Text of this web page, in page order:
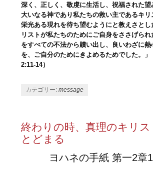
深く、正しく、敬虔に生活し、祝福された望
大いなる神であり私たちの救い主であるキ
栄光ある現れを待ち望むようにと教えさとし
リストが私たちのためにご自身をささげら
をすべての不法から贖い出し、良いわざに
を、ご自分のためにきよめるためでした。
2:11-14）
カテゴリー:message
終わりの時、真理のキリス
とどまる
ヨハネの手紙 第一2章